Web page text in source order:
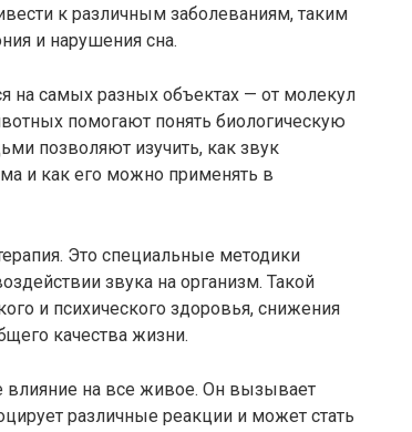
к различным заболеваниям, таким
и нарушения сна.
на самых разных объектах — от молекул
помогают понять биологическую
позволяют изучить, как звук
и как его можно применять в
Это специальные методики
звука на организм. Такой
и психического здоровья, снижения
качества жизни.
влияние на все живое. Он вызывает
различные реакции и может стать